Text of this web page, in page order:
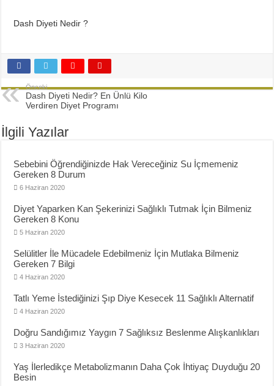
Yağ Yakan Yiyecekler Nelerdir ?
Dukan patlıcan kebabı
Dash Diyeti Nedir ?
Önceki
Dash Diyeti Nedir? En Ünlü Kilo
Verdiren Diyet Programı
İlgili Yazılar
Sebebini Öğrendiğinizde Hak Vereceğiniz Su İçmemeniz
Gereken 8 Durum
6 Haziran 2020
Diyet Yaparken Kan Şekerinizi Sağlıklı Tutmak İçin Bilmeniz
Gereken 8 Konu
5 Haziran 2020
Selülitler İle Mücadele Edebilmeniz İçin Mutlaka Bilmeniz
Gereken 7 Bilgi
4 Haziran 2020
Tatlı Yeme İstediğinizi Şıp Diye Kesecek 11 Sağlıklı Alternatif
4 Haziran 2020
Doğru Sandığımız Yaygın 7 Sağlıksız Beslenme Alışkanlıkları
3 Haziran 2020
Yaş İlerledikçe Metabolizmanın Daha Çok İhtiyaç Duyduğu 20
Besin